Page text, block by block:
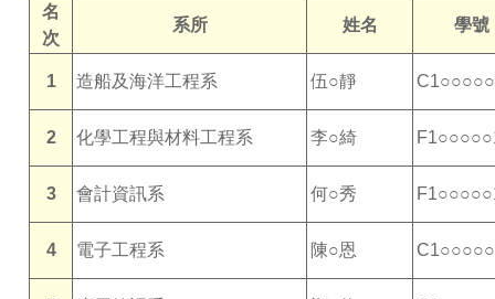
名
次
系所 姓名 學號
1 造船及海洋工程系 伍○靜
2 化學工程與材料工程系 李○綺
3 會計資訊系 何○秀
4 電子工程系 陳○恩